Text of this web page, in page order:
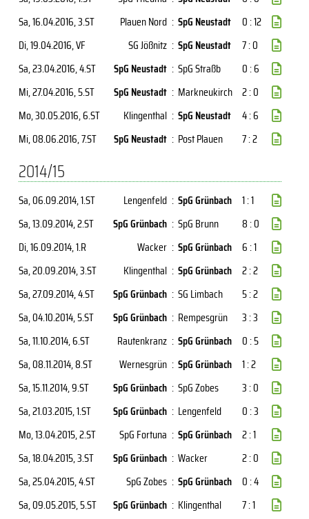
Sa, 16.04.2016, 3.ST Plauen Nord : SpG Neustadt
0 : 12
Di, 19.04.2016, VF SG Jößnitz : SpG Neustadt
7 : 0
Sa, 23.04.2016, 4.ST SpG Neustadt : SpG Straßb
0 : 6
Mi, 27.04.2016, 5.ST SpG Neustadt : Markneukirch 2 : 0
Mo, 30.05.2016, 6.ST Klingenthal : SpG Neustadt
4 : 6
Mi, 08.06.2016, 7.ST SpG Neustadt : Post Plauen 7 : 2
2014/15
Sa, 06.09.2014, 1.ST Lengenfeld : SpG Grünbach 1 : 1
Sa, 13.09.2014, 2.ST SpG Grünbach : SpG Brunn
8 : 0
Di, 16.09.2014, 1.R Wacker : SpG Grünbach 6 : 1
Sa, 20.09.2014, 3.ST Klingenthal : SpG Grünbach 2 : 2
Sa, 27.09.2014, 4.ST SpG Grünbach : SG Limbach
5 : 2
Sa, 04.10.2014, 5.ST SpG Grünbach : Rempesgrün
3 : 3
Sa, 11.10.2014, 6.ST Rautenkranz : SpG Grünbach 0 : 5
Sa, 08.11.2014, 8.ST Wernesgrün : SpG Grünbach 1 : 2
Sa, 15.11.2014, 9.ST SpG Grünbach : SpG Zobes
3 : 0
Sa, 21.03.2015, 1.ST SpG Grünbach : Lengenfeld
0 : 3
Mo, 13.04.2015, 2.ST SpG Fortuna : SpG Grünbach 2 : 1
Sa, 18.04.2015, 3.ST SpG Grünbach : Wacker
2 : 0
Sa, 25.04.2015, 4.ST SpG Zobes : SpG Grünbach 0 : 4
Sa, 09.05.2015, 5.ST SpG Grünbach : Klingenthal
7 : 1